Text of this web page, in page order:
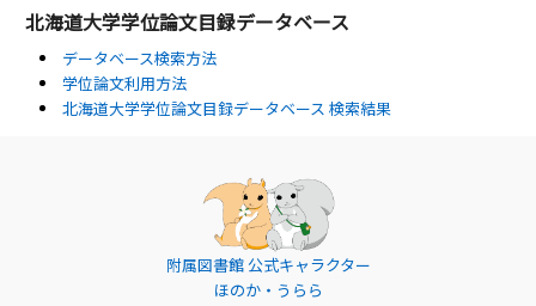
北海道大学学位論文目録データベース
データベース検索方法
学位論文利用方法
北海道大学学位論文目録データベース 検索結果
附属図書館 公式キャラクター
ほのか・うらら